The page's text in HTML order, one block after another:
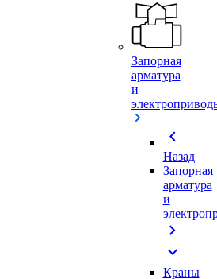
Запорная
арматура
и
chevron_left
Назад
Запорная
арматура
и
chevron_right
expand_more
Краны